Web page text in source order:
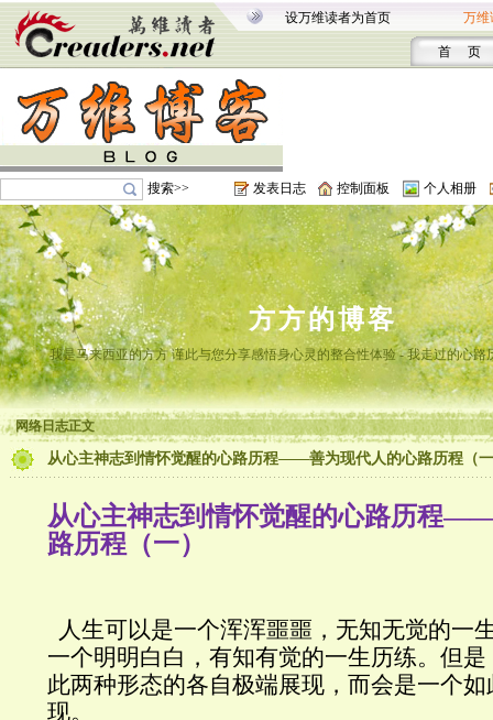
设万维读者为首页 万维
首 页
搜索>> 发表日志 控制面板 个人相册
方方的博客
我是马来西亚的方方 谨此与您分享感悟身心灵的整合性体验 - 我走过的心路
网络日志正文
从心主神志到情怀觉醒的心路历程——善为现代人的心路历程（
从心主神志到情怀觉醒的心路历程
路历程（一）
人生可以是一个浑浑噩噩，无知无觉的一
一个明明白白，有知有觉的一生历练。但
此两种形态的各自极端展现，而会是一个
现。